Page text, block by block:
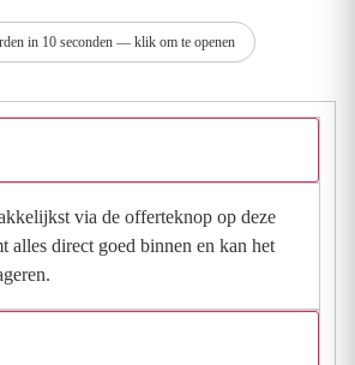
in 10 seconden — klik om te openen
via de offerteknop op deze
alles direct goed binnen en kan het